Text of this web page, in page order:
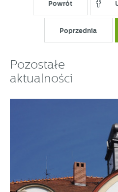
Powrót
Poprzednia
Pozostałe
aktualności
funkcjonalności.
Promocyjne pliki cookies służą
komunikatów na podstawie
partnerami oraz innych
w charakterze pośredników
społecznościowych.